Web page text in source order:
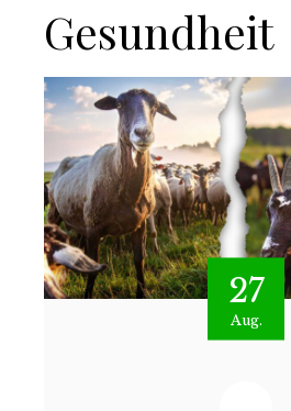
Gesundheit
27
Aug.